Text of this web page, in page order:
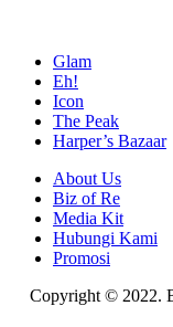
Glam
Eh!
Icon
The Peak
Harper’s Bazaar
About Us
Biz of Re
Media Kit
Hubungi Kami
Promosi
Copyright © 2022.